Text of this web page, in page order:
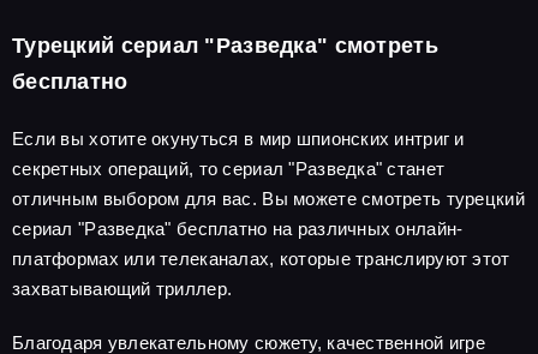
Турецкий сериал "Разведка" смотреть
бесплатно
Если вы хотите окунуться в мир шпионских интриг и
секретных операций, то сериал "Разведка" станет
отличным выбором для вас. Вы можете смотреть турецкий
сериал "Разведка" бесплатно на различных онлайн-
платформах или телеканалах, которые транслируют этот
захватывающий триллер.
Благодаря увлекательному сюжету, качественной игре